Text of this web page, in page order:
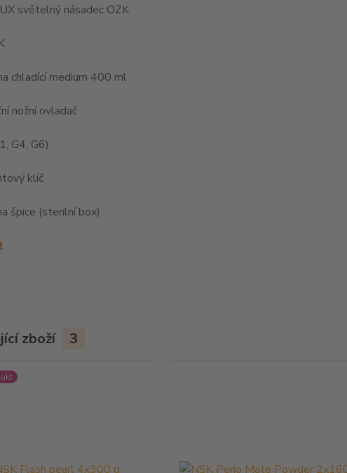
světelný násadec OZK
chladící medium 400 ml
nožní ovladač
G4, G6)
klíč
špice (sterilní box)
zboží 3